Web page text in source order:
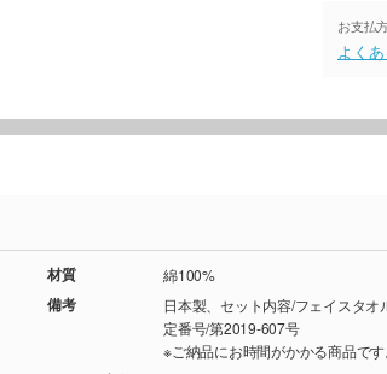
お支払
よく
材質 綿100%
備考
日本製、セット内容/フェイスタ
定番号/第2019-607号
※ご納品にお時間がかかる商品で